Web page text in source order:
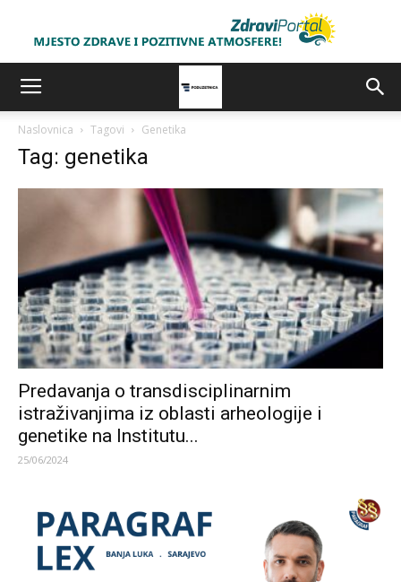
Naslovnica Tagovi Genetika
Tag: genetika
Predavanja o transdisciplinarnim
istraživanjima iz oblasti arheologije i
genetike na Institutu...
25/06/2024